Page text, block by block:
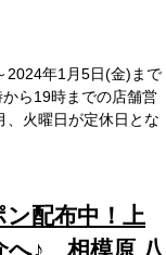
2024年1月5日(金)まで
ら19時までの店舗営
、火曜日が定休日とな
配布中！上
へ♪ 相模原 八